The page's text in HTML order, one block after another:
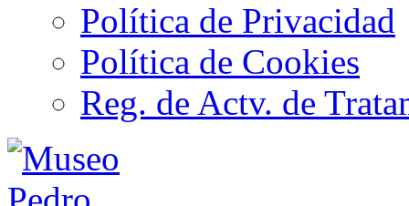
Política de Privacidad
Política de Cookies
Reg. de Actv. de